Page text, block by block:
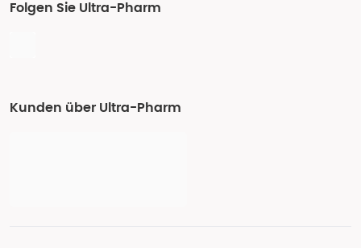
Folgen Sie Ultra-Pharm
Kunden über Ultra-Pharm